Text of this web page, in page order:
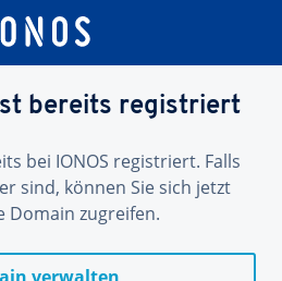
bereits registriert
bei IONOS registriert. Falls
sind, können Sie sich jetzt
Domain zugreifen.